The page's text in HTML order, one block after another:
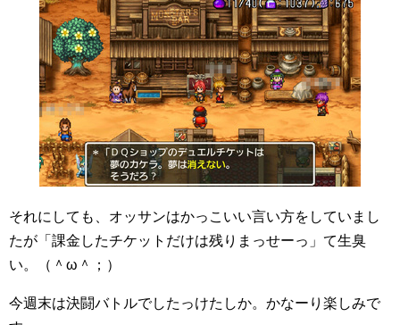
それにしても、オッサンはかっこいい言い方をしていまし
たが「課金したチケットだけは残りまっせーっ」て生臭
い。（＾ω＾；）
今週末は決闘バトルでしたっけたしか。かなーり楽しみで